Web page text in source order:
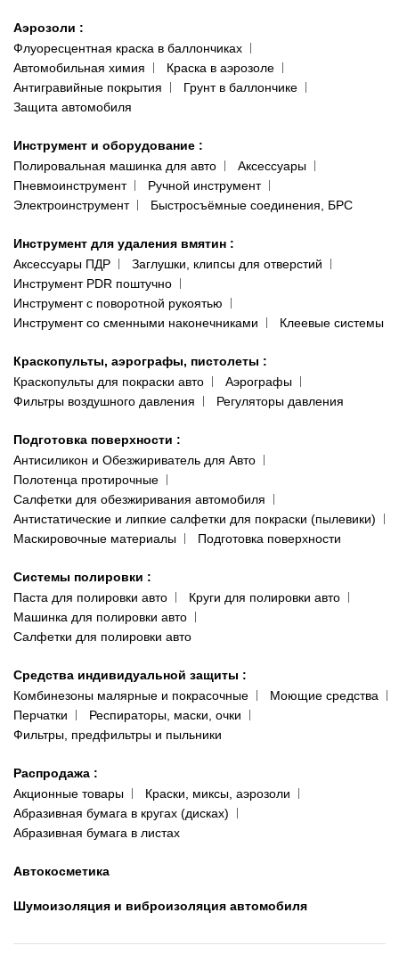
Аэрозоли :
Флуоресцентная краска в баллончиках
Автомобильная химия
Краска в аэрозоле
Антигравийные покрытия
Грунт в баллончике
Защита автомобиля
Инструмент и оборудование :
Полировальная машинка для авто
Аксессуары
Пневмоинструмент
Ручной инструмент
Электроинструмент
Быстросъёмные соединения, БРС
Инструмент для удаления вмятин :
Аксессуары ПДР
Заглушки, клипсы для отверстий
Инструмент PDR поштучно
Инструмент с поворотной рукоятью
Инструмент со сменными наконечниками
Клеевые системы
Краскопульты, аэрографы, пистолеты :
Краскопульты для покраски авто
Аэрографы
Фильтры воздушного давления
Регуляторы давления
Подготовка поверхности :
Антисиликон и Обезжириватель для Авто
Полотенца протирочные
Салфетки для обезжиривания автомобиля
Антистатические и липкие салфетки для покраски (пылевики)
Маскировочные материалы
Подготовка поверхности
Системы полировки :
Паста для полировки авто
Круги для полировки авто
Машинка для полировки авто
Салфетки для полировки авто
Средства индивидуальной защиты :
Комбинезоны малярные и покрасочные
Моющие средства
Перчатки
Респираторы, маски, очки
Фильтры, предфильтры и пыльники
Распродажа :
Акционные товары
Краски, миксы, аэрозоли
Абразивная бумага в кругах (дисках)
Абразивная бумага в листах
Автокосметика
Шумоизоляция и виброизоляция автомобиля